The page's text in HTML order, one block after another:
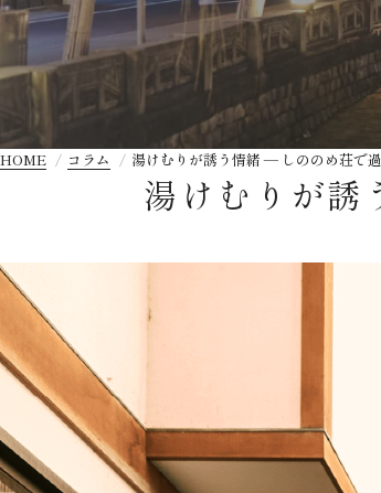
HOME コラム 湯けむりが誘う情緒 — しののめ荘で
湯けむりが